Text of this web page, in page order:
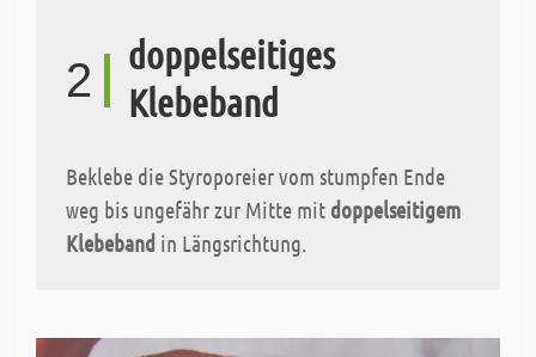
2
doppelseitiges
Klebeband
Beklebe die Styroporeier vom stumpfen Ende
weg bis ungefähr zur Mitte mit doppelseitigem
Klebeband in Längsrichtung.